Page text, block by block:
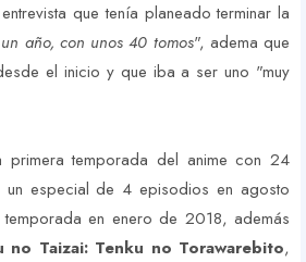
que tenía planeado terminar la
año, con unos 40 tomos", adema que
el inicio y que iba a ser uno "muy
temporada del anime con 24
especial de 4 episodios en agosto
en enero de 2018, además
no Taizai: Tenku no Torawarebito,